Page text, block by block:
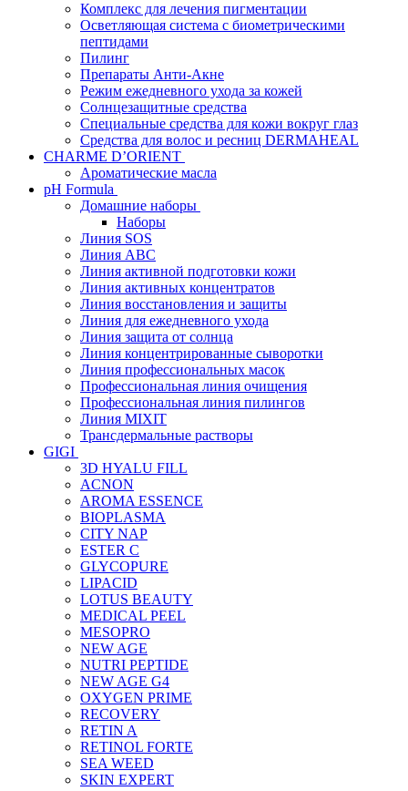
Комплекс для лечения пигментации
Осветляющая система с биометрическими
пептидами
Пилинг
Препараты Анти-Акне
Режим ежедневного ухода за кожей
Солнцезащитные средства
Специальные средства для кожи вокруг глаз
Средства для волос и ресниц DERMAHEAL
CHARME D’ORIENT
Ароматические масла
pH Formula
Домашние наборы
Наборы
Линия SOS
Линия АВС
Линия активной подготовки кожи
Линия активных концентратов
Линия восстановления и защиты
Линия для ежедневного ухода
Линия защита от солнца
Линия концентрированные сыворотки
Линия профессиональных масок
Профессиональная линия очищения
Профессиональная линия пилингов
Линия MIXIT
Трансдермальные растворы
GIGI
3D HYALU FILL
ACNON
AROMA ESSENCE
BIOPLASMA
CITY NAP
ESTER C
GLYCOPURE
LIPACID
LOTUS BEAUTY
MEDICAL PEEL
MESOPRO
NEW AGE
NUTRI PEPTIDE
NEW AGE G4
OXYGEN PRIME
RECOVERY
RETIN A
RETINOL FORTE
SEA WEED
SKIN EXPERT